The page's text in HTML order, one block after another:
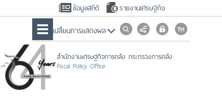
ข้อมูลสถิติ รายงานเศรษฐกิจ
เปลื่ยนการแสดงผล
สำนักงานเศรษฐกิจการคลัง กระทรวงการคลัง
Fiscal Policy Office